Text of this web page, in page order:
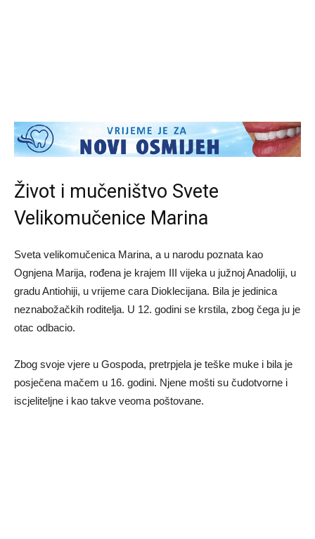
Život i mučeništvo Svete
Velikomučenice Marina
Sveta velikomučenica Marina, a u narodu poznata kao
Ognjena Marija, rođena je krajem III vijeka u južnoj Anadoliji, u
gradu Antiohiji, u vrijeme cara Dioklecijana. Bila je jedinica
neznabožačkih roditelja. U 12. godini se krstila, zbog čega ju je
otac odbacio.
Zbog svoje vjere u Gospoda, pretrpjela je teške muke i bila je
posječena mačem u 16. godini. Njene mošti su čudotvorne i
iscjeliteljne i kao takve veoma poštovane.